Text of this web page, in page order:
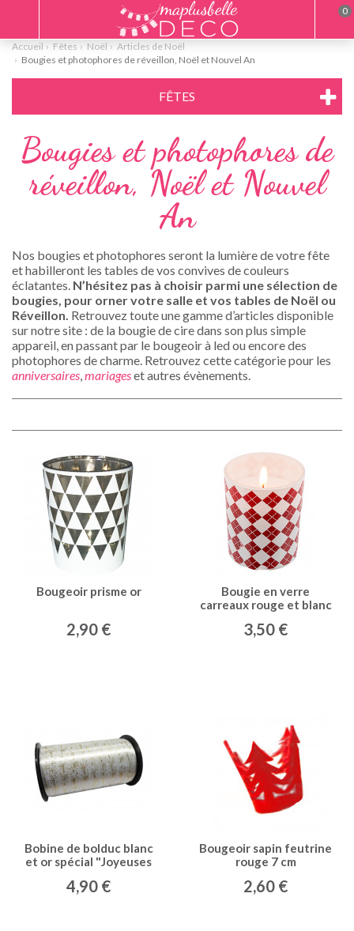
Accueil Fêtes Noël
Articles de Noël
Bougies et photophores de réveillon, Noël et Nouvel An
FÊTES
Bougies et photophores de
réveillon, Noël et Nouvel
An
Nos bougies et photophores seront la lumière de votre fête
et habilleront les tables de vos convives de couleurs
éclatantes. N’hésitez pas à choisir parmi une sélection de
bougies, pour orner votre salle et vos tables de Noël ou
Réveillon. Retrouvez toute une gamme d’articles disponible
sur notre site : de la bougie de cire dans son plus simple
appareil, en passant par le bougeoir à led ou encore des
photophores de charme. Retrouvez cette catégorie pour les
anniversaires,mariageset autres évènements.
Bougeoir prisme or
2,90 €
Bougie en verre
carreaux rouge et blanc
3,50 €
Bobine de bolduc blanc
et or spécial "Joyeuses
4,90 €
Bougeoir sapin feutrine
rouge 7 cm
2,60 €
0